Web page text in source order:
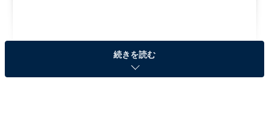
続きを読む